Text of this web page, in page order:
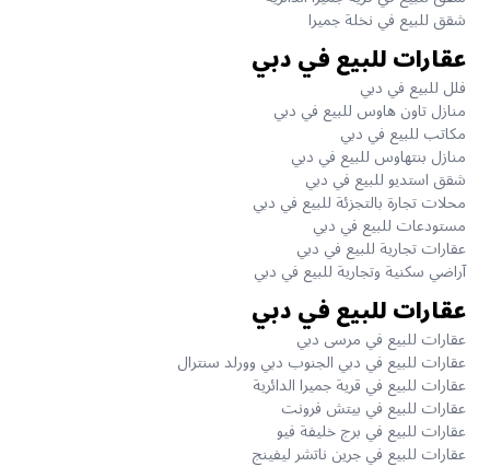
شقق للبيع في نخلة جميرا
عقارات للبيع في دبي
فلل للبيع في دبي
منازل تاون هاوس للبيع في دبي
مكاتب للبيع في دبي
منازل بنتهاوس للبيع في دبي
شقق استديو للبيع في دبي
محلات تجارة بالتجزئة للبيع في دبي
مستودعات للبيع في دبي
عقارات تجارية للبيع في دبي
آراضي سكنية وتجارية للبيع في دبي
عقارات للبيع في دبي
عقارات للبيع في مرسى دبي
عقارات للبيع في دبي الجنوب دبي وورلد سنترال
عقارات للبيع في قرية جميرا الدائرية
عقارات للبيع في بيتش فرونت
عقارات للبيع في برج خليفة فيو
عقارات للبيع في جرين ناتشر ليفينج